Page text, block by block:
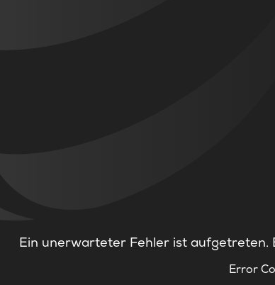
Ein unerwarteter Fehler ist aufgetreten.
Error